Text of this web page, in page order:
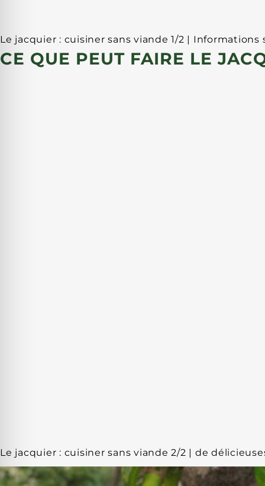
Le jacquier : cuisiner sans viande 1/2 | Informations
CE QUE PEUT FAIRE LE
Le jacquier : cuisiner sans viande 2/2 | de